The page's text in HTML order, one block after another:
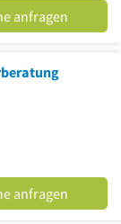
anfragen
anfragen